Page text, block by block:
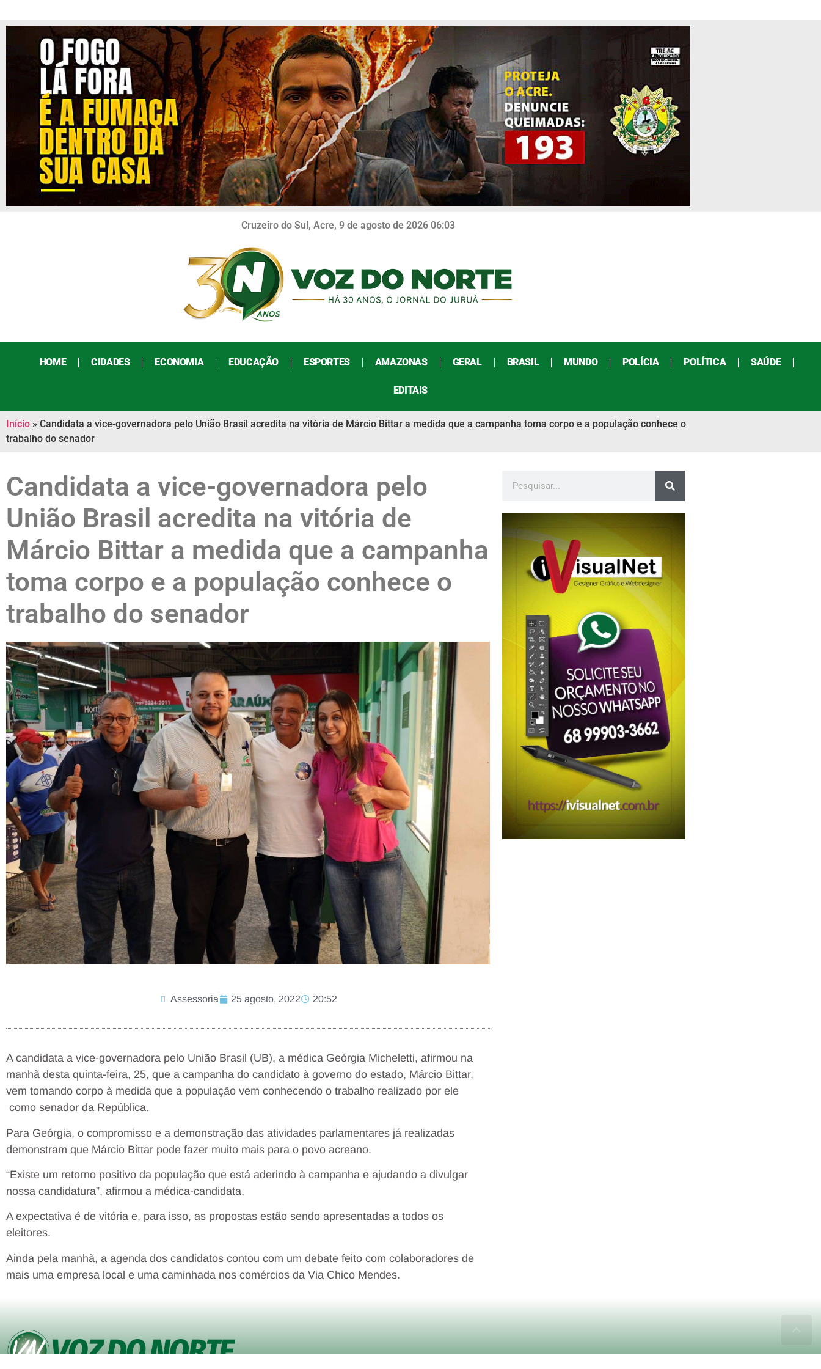
Cruzeiro do Sul, Acre, 9 de agosto de 2026 06:03
HOME CIDADES ECONOMIA EDUCAÇÃO ESPORTES AMAZONAS GERAL BRASIL MUNDO POLÍCIA POLÍTICA SAÚDE
EDITAIS
Início » Candidata a vice-governadora pelo União Brasil acredita na vitória de Márcio Bittar a medida que a campanha toma corpo e a população conhece o
trabalho do senador
Candidata a vice-governadora pelo
União Brasil acredita na vitória de
Márcio Bittar a medida que a campanha
toma corpo e a população conhece o
trabalho do senador
Assessoria 25 agosto, 2022 20:52
A candidata a vice-governadora pelo União Brasil (UB), a médica Geórgia Micheletti, afirmou na
manhã desta quinta-feira, 25, que a campanha do candidato à governo do estado, Márcio Bittar,
vem tomando corpo à medida que a população vem conhecendo o trabalho realizado por ele
como senador da República.
Para Geórgia, o compromisso e a demonstração das atividades parlamentares já realizadas
demonstram que Márcio Bittar pode fazer muito mais para o povo acreano.
“Existe um retorno positivo da população que está aderindo à campanha e ajudando a divulgar
nossa candidatura”, afirmou a médica-candidata.
A expectativa é de vitória e, para isso, as propostas estão sendo apresentadas a todos os
eleitores.
Ainda pela manhã, a agenda dos candidatos contou com um debate feito com colaboradores de
mais uma empresa local e uma caminhada nos comércios da Via Chico Mendes.